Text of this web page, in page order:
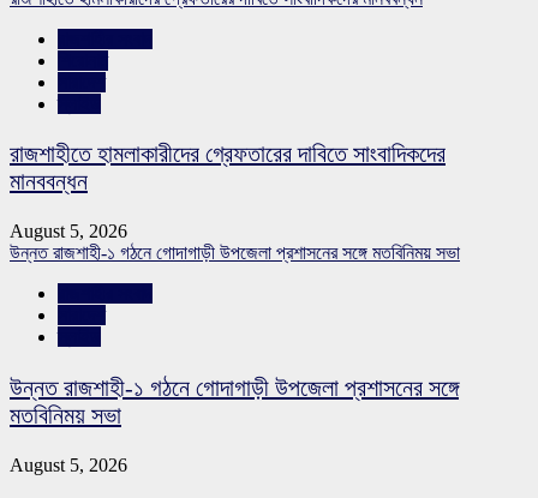
রাজশাহীতে হামলাকারীদের গ্রেফতারের দাবিতে সাংবাদিকদের
মানববন্ধন
August 5, 2026
উন্নত রাজশাহী-১ গঠনে গোদাগাড়ী উপজেলা প্রশাসনের সঙ্গে মতবিনিময় সভা
উন্নত রাজশাহী-১ গঠনে গোদাগাড়ী উপজেলা প্রশাসনের সঙ্গে
মতবিনিময় সভা
August 5, 2026